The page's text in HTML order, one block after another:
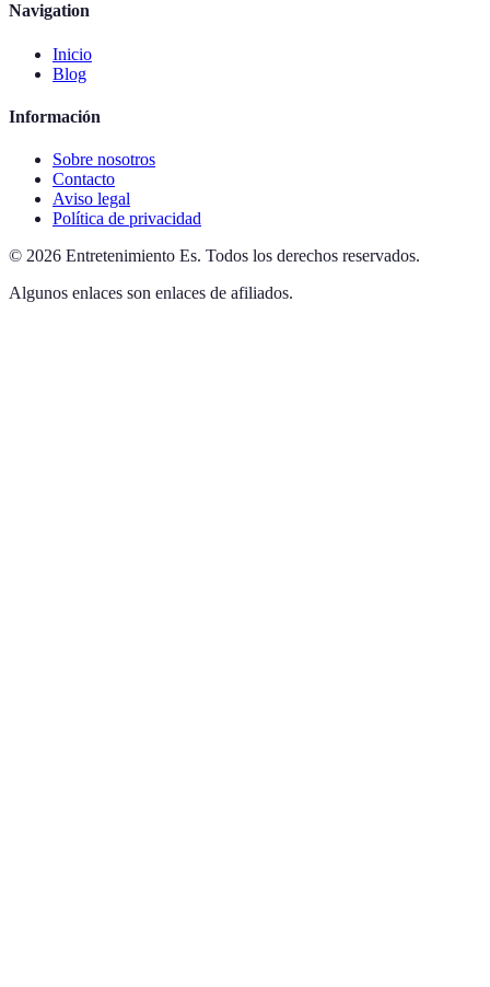
Navigation
Inicio
Blog
Información
Sobre nosotros
Contacto
Aviso legal
Política de privacidad
© 2026 Entretenimiento Es. Todos los derechos reservados.
Algunos enlaces son enlaces de afiliados.